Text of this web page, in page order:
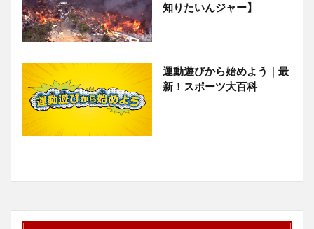
知りたいんジャー】
運動遊びから始めよう｜最
新！スポーツ大百科